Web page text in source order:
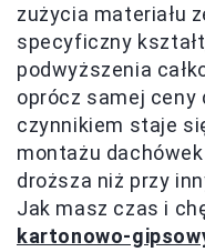
zużycia materiału
specyficzny
podwyższenia
oprócz samej
czynnikiem staje
montażu
droższa niż przy
Jak masz czas i
kartonowo-